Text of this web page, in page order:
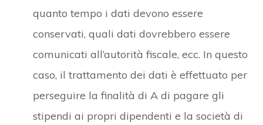
quanto tempo i dati devono essere
conservati, quali dati dovrebbero essere
comunicati all’autorità fiscale, ecc. In questo
caso, il trattamento dei dati è effettuato per
perseguire la finalità di A di pagare gli
stipendi ai propri dipendenti e la società di